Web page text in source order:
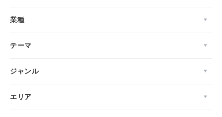
業種
テーマ
ジャンル
エリア